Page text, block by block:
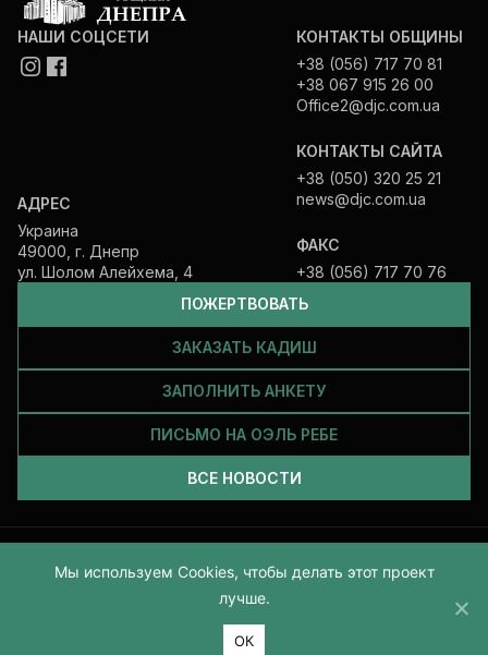
ПОЖЕРТВОВАТЬ
ЗАКАЗАТЬ КАДИШ
ЗАПОЛНИТЬ АНКЕТУ
ПИСЬМО НА ОЭЛЬ РЕБЕ
ВСЕ НОВОСТИ
НАШИ СОЦСЕТИ
АДРЕС
Украина
49000, г. Днепр
ул. Шолом Алейхема, 4
КОНТАКТЫ ОБЩИНЫ
+38 (056) 717 70 81
+38 067 915 26 00
Office2@djc.com.ua
КОНТАКТЫ САЙТА
+38 (050) 320 25 21
news@djc.com.ua
ФАКС
+38 (056) 717 70 76
Все права защищены и принадлежат Еврейской общине Днепра.
2026
Мы используем Cookies, чтобы делать этот проект
лучше.
ОК